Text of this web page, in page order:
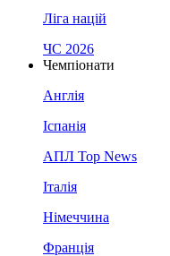
Ліга націй
ЧС 2026
Чемпіонати
Англія
Іспанія
АПЛ Top News
Італія
Німеччина
Франція